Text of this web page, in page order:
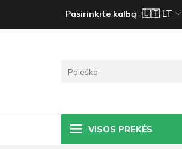
Pasirinkite kalbą
VISOS PREKĖS